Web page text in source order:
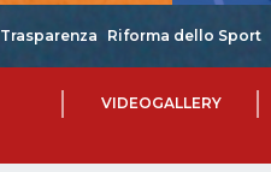
Trasparenza Riforma dello Sport
VIDEOGALLERY